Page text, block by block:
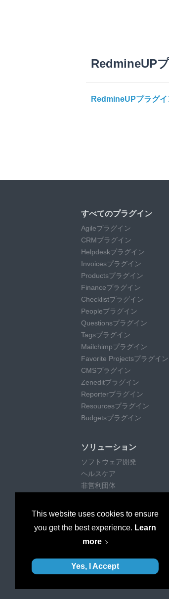
This website uses cookies to ensure
you get the best experience. Learn
more
Yes, I Accept
RedmineUP
RedmineUPプラグ
すべてのプラグイン
Agileプラグイン
CRMプラグイン
Helpdeskプラグイン
Invoicesプラグイン
Productsプラグイン
Financeプラグイン
Checklistプラグイン
Peopleプラグイン
Questionsプラグイン
Tagsプラグイン
Mailchimpプラグイン
Favorite Projectsプラグイン
CMSプラグイン
Zeneditプラグイン
Reporterプラグイン
Resourcesプラグイン
Budgetsプラグイン
ソリューション
ソフトウェア開発
ヘルスケア
非営利団体
デジタルエージェンシー
コンサルティング
美術館・アート